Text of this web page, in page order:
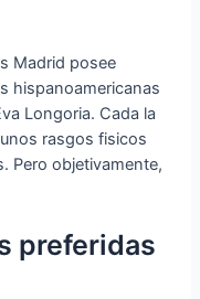
Madrid posee
hispanoamericanas
Longoria. Cada la
rasgos fisicos
Pero objetivamente,
preferidas